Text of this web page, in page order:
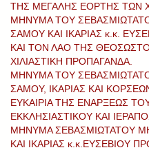
ΤΗΣ ΜΕΓΑΛΗΣ ΕΟΡΤΗΣ ΤΩΝ
ΜΗΝΥΜΑ ΤΟΥ
ΣΑΜΟΥ ΚΑΙ ΙΚΑΡΙΑΣ κ.κ.
ΚΑΙ ΤΟΝ ΛΑΟ ΤΗΣ
ΧΙΛΙΑΣΤΙΚΗ ΠΡΟΠΑΓΑΝΔΑ.
ΜΗΝΥΜΑ ΤΟΥ
ΣΑΜΟΥ, ΙΚΑΡΙΑΣ ΚΑΙ
ΕΥΚΑΙΡΙΑ ΤΗΣ ΕΝΑΡΞΕΩΣ
ΕΚΚΛΗΣΙΑΣΤΙΚΟΥ ΚΑΙ
ΜΗΝΥΜΑ ΣΕΒΑΣΜΙΩΤΑΤΟΥ
ΚΑΙ ΙΚΑΡΙΑΣ κ.κ.ΕΥΣΕΒΙΟΥ